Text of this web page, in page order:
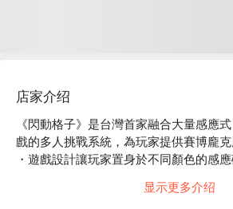
店家介绍
《閃動格子》是台灣首家融合大量感應
戲的多人挑戰系統，為玩家提供賽博龐克
・遊戲設計讓玩家置身於不同顏色的感
・遊戲格子分為綠、藍、紅三個顏色；
显示更多介绍